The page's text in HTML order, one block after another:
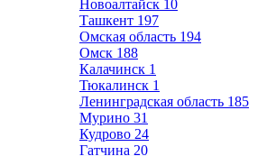
Новоалтайск 10
Ташкент 197
Омская область 194
Омск 188
Калачинск 1
Тюкалинск 1
Ленинградская область 185
Мурино 31
Кудрово 24
Гатчина 20